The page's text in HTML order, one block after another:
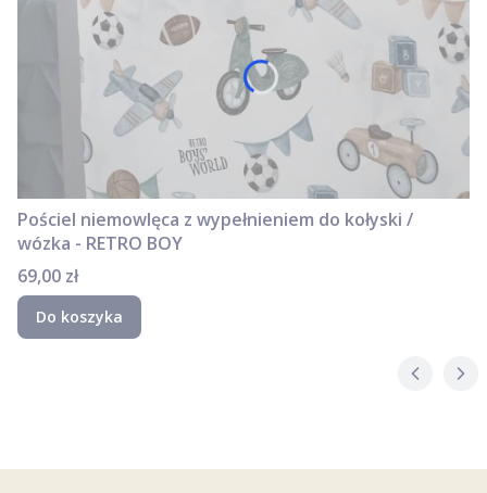
Pościel niemowlęca z wypełnieniem do kołyski /
wózka - RETRO BOY
Cena
69,00 zł
Do koszyka